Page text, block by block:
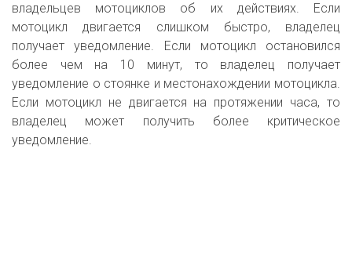
владельцев мотоциклов об их действиях. Если
мотоцикл двигается слишком быстро, владелец
получает уведомление. Если мотоцикл остановился
более чем на 10 минут, то владелец получает
уведомление о стоянке и местонахождении мотоцикла.
Если мотоцикл не двигается на протяжении часа, то
владелец может получить более критическое
уведомление.